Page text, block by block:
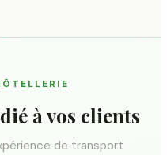
à vos clients
de transport